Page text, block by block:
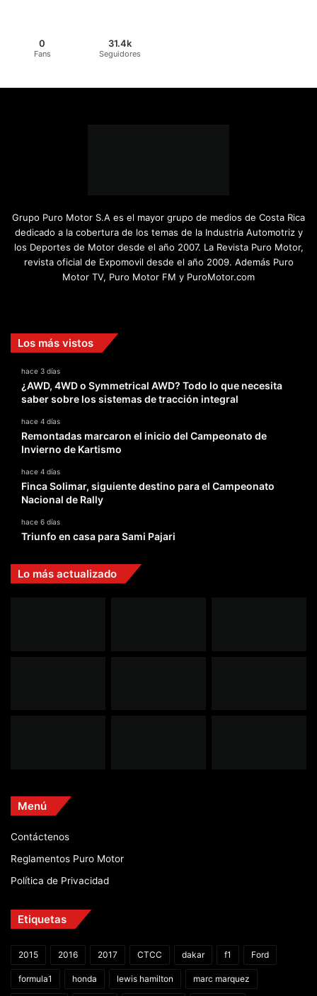
0
Fans
31.4k
Seguidores
Grupo Puro Motor S.A es el mayor grupo de medios de Costa Rica
dedicado a la cobertura de los temas de la Industria Automotriz y
los Deportes de Motor desde el año 2007. La Revista Puro Motor,
revista oficial de Expomovil desde el año 2009. Además Puro
Motor TV, Puro Motor FM y PuroMotor.com
Los más vistos
hace 3 días
¿AWD, 4WD o Symmetrical AWD? Todo lo que necesita
saber sobre los sistemas de tracción integral
hace 4 días
Remontadas marcaron el inicio del Campeonato de
Invierno de Kartismo
hace 4 días
Finca Solimar, siguiente destino para el Campeonato
Nacional de Rally
hace 6 días
Triunfo en casa para Sami Pajari
Lo más actualizado
Menú
Contáctenos
Reglamentos Puro Motor
Política de Privacidad
Etiquetas
2015 2016 2017 CTCC dakar f1 Ford
formula1 honda lewis hamilton marc marquez